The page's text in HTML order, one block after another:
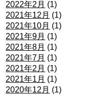
2022年2月 (1)
2021年12月 (1)
2021年10月 (1)
2021年9月 (1)
2021年8月 (1)
2021年7月 (1)
2021年2月 (1)
2021年1月 (1)
2020年12月 (1)